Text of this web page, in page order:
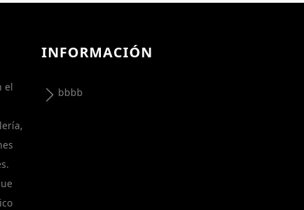
el
INFORMACIÓN
bbbb